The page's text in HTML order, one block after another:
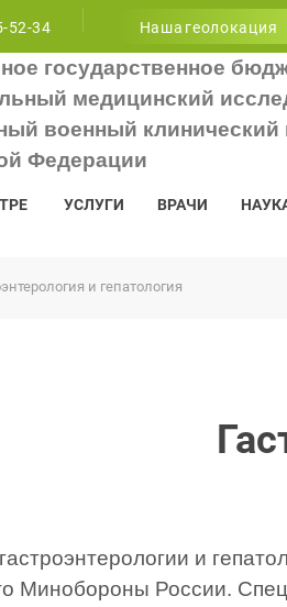
52-34 Наша геолокация
государственное
медицинский
военный
Федерации
УСЛУГИ ВРАЧИ
и гепатология
и
Минобороны России.